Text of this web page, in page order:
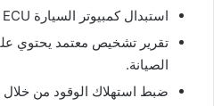
استبدال كمبيوتر السيارة ECU عند التلف الكامل.
تقرير تشخيص معتمد يحتوي
الصيانة.
ضبط استهلاك الوقود من خلال